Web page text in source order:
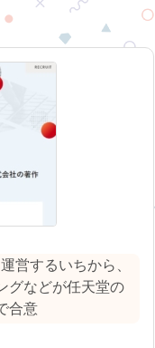
営するいちから、
グなどが任天堂の
合意